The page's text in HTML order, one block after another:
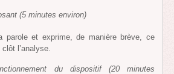
(5 minutes environ)
parole et exprime, de manière brève, ce
clôt l’analyse.
du dispositif (20 minutes